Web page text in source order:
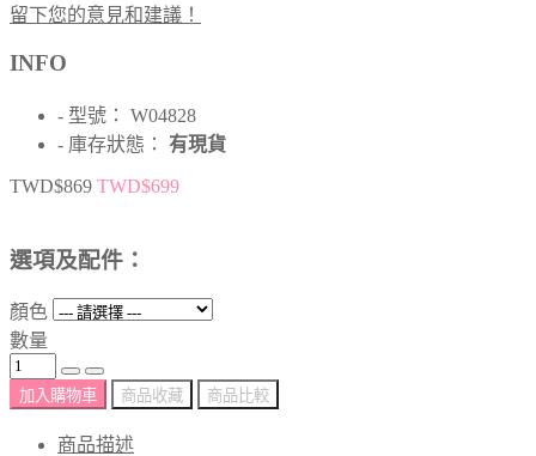
留下您的意見和建議！
INFO
- 型號： W04828
- 庫存狀態：
有現貨
TWD$869 TWD$699
選項及配件：
顏色
數量
加入購物車 商品收藏 商品比較
商品描述